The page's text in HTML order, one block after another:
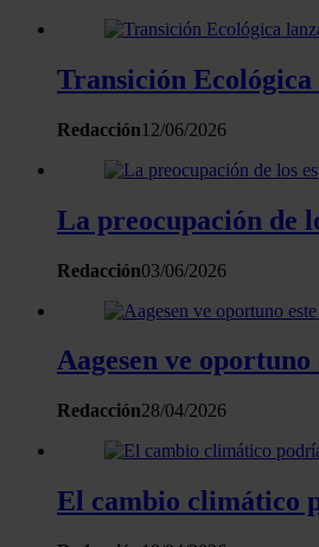
Transición
Redacción12/06/2026
La preocupación de
Redacción03/06/2026
Aagesen ve
Redacción28/04/2026
El cambio climático